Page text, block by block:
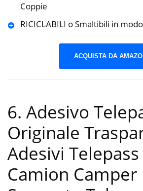
Coppie
RICICLABILI o Smaltibili in
ACQUISTA DA
6. Adesivo
Originale
Adesivi
Camion Camper